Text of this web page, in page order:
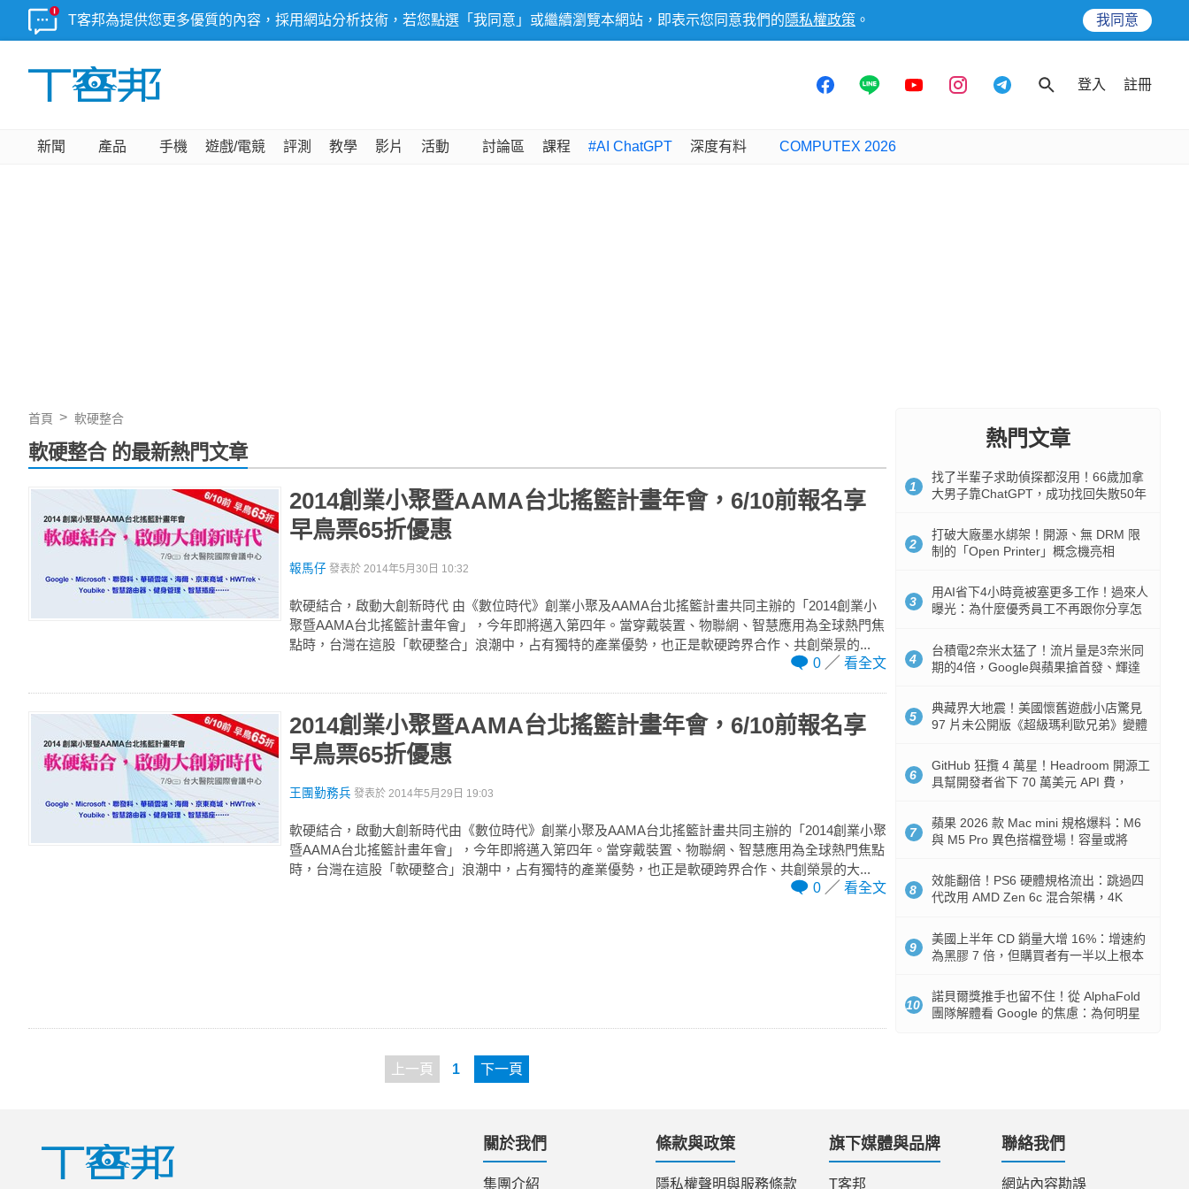
T客邦為提供您更多優質的內容，採用網站分析技術，若您點選「我同意」或繼續瀏覽本網站，即表示您同意我們的 隱私權政策 。 我同意
登入 註冊
新聞 產品 手機 遊戲/電競 評測 教學 影片 活動 討論區 課程 #AI ChatGPT 深度有料 COMPUTEX 2026
首頁 軟硬整合
軟硬整合 的最新熱門文章
2014創業小聚暨AAMA台北搖籃計畫年會，6/10前報名享
早鳥票65折優惠
報馬仔 發表於 2014年5月30日 10:32
軟硬結合，啟動大創新時代 由《數位時代》創業小聚及AAMA台北搖籃計畫共同主辦的「2014創業小
聚暨AAMA台北搖籃計畫年會」，今年即將邁入第四年。當穿戴裝置、物聯網、智慧應用為全球熱門焦
點時，台灣在這股「軟硬整合」浪潮中，占有獨特的產業優勢，也正是軟硬跨界合作、共創榮景的...
0
看全文
2014創業小聚暨AAMA台北搖籃計畫年會，6/10前報名享
早鳥票65折優惠
王團勤務兵 發表於 2014年5月29日 19:03
軟硬結合，啟動大創新時代由《數位時代》創業小聚及AAMA台北搖籃計畫共同主辦的「2014創業小聚
暨AAMA台北搖籃計畫年會」，今年即將邁入第四年。當穿戴裝置、物聯網、智慧應用為全球熱門焦點
時，台灣在這股「軟硬整合」浪潮中，占有獨特的產業優勢，也正是軟硬跨界合作、共創榮景的大...
0
看全文
上一頁 1 下一頁
熱門文章
1
找了半輩子求助偵探都沒用！66歲加拿
大男子靠ChatGPT，成功找回失散50年
2
打破大廠墨水綁架！開源、無 DRM 限
制的「Open Printer」概念機亮相
3
用AI省下4小時竟被塞更多工作！過來人
曝光：為什麼優秀員工不再跟你分享怎
4
台積電2奈米太猛了！流片量是3奈米同
期的4倍，Google與蘋果搶首發、輝達
5
典藏界大地震！美國懷舊遊戲小店驚見
97 片未公開版《超級瑪利歐兄弟》變體
6
GitHub 狂攬 4 萬星！Headroom 開源工
具幫開發者省下 70 萬美元 API 費，
7
蘋果 2026 款 Mac mini 規格爆料：M6
與 M5 Pro 異色搭檔登場！容量或將
8
效能翻倍！PS6 硬體規格流出：跳過四
代改用 AMD Zen 6c 混合架構，4K
9
美國上半年 CD 銷量大增 16%：增速約
為黑膠 7 倍，但購買者有一半以上根本
10
諾貝爾獎推手也留不住！從 AlphaFold
團隊解體看 Google 的焦慮：為何明星
關於我們
集團介紹
條款與政策
隱私權聲明與服務條款
旗下媒體與品牌
T客邦
聯絡我們
網站內容勘誤